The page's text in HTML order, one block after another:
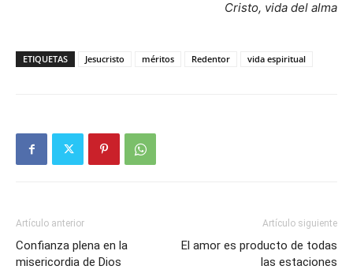
Cristo, vida del alma
ETIQUETAS Jesucristo méritos Redentor vida espiritual
Artículo anterior
Confianza plena en la
misericordia de Dios
Artículo siguiente
El amor es producto de todas
las estaciones